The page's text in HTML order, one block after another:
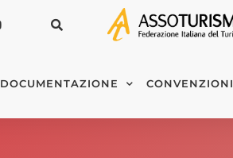
DOCUMENTAZIONE CONVENZIONI